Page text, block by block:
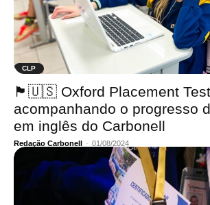
CLP
🏴󠁧󠁢󠁥󠁮󠁧󠁿🇺🇸 Oxford Placement
acompanhando o progresso
em inglês do Carbonell
Redação Carbonell - 01/08/2024